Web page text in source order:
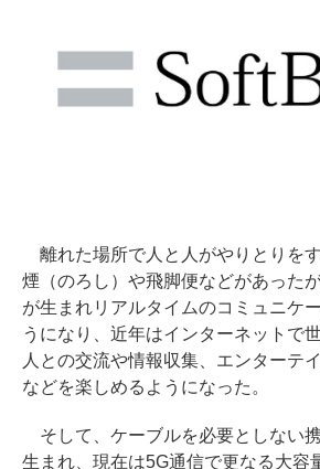
離れた場所で人と人がやりとりを
煙（のろし）や飛脚便などがあった
が生まれリアルタイムのコミュニケ
うになり、近年はインターネットで
人との交流や情報収集、エンターテ
などを楽しめるようになった。
そして、ケーブルを必要としない
生まれ、現在は5G通信で更なる大容